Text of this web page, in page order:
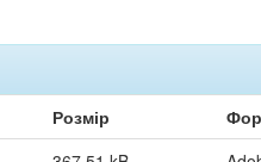
Розмір